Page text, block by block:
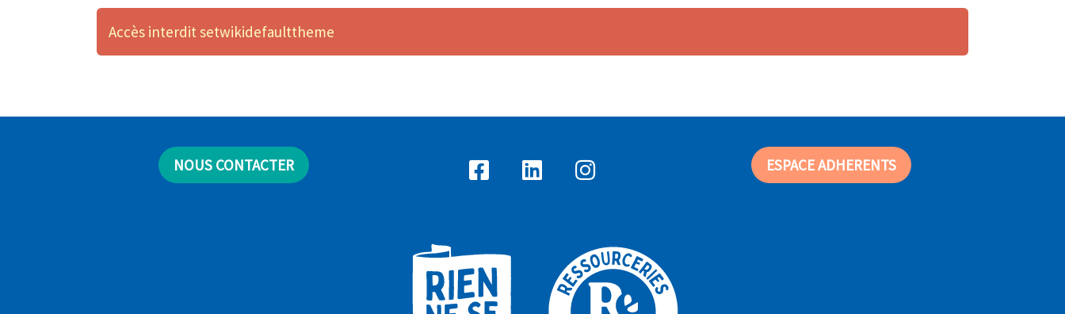
Accès interdit setwikidefaulttheme
NOUS CONTACTER ESPACE ADHERENTS